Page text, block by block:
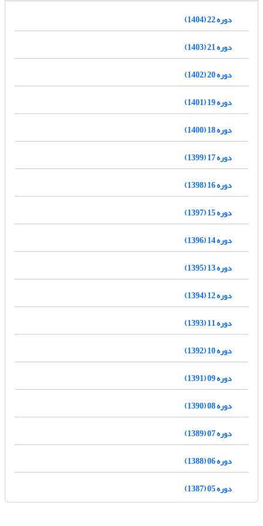
دوره 22 (1404)
دوره 21 (1403)
دوره 20 (1402)
دوره 19 (1401)
دوره 18 (1400)
دوره 17 (1399)
دوره 16 (1398)
دوره 15 (1397)
دوره 14 (1396)
دوره 13 (1395)
دوره 12 (1394)
دوره 11 (1393)
دوره 10 (1392)
دوره 09 (1391)
دوره 08 (1390)
دوره 07 (1389)
دوره 06 (1388)
دوره 05 (1387)